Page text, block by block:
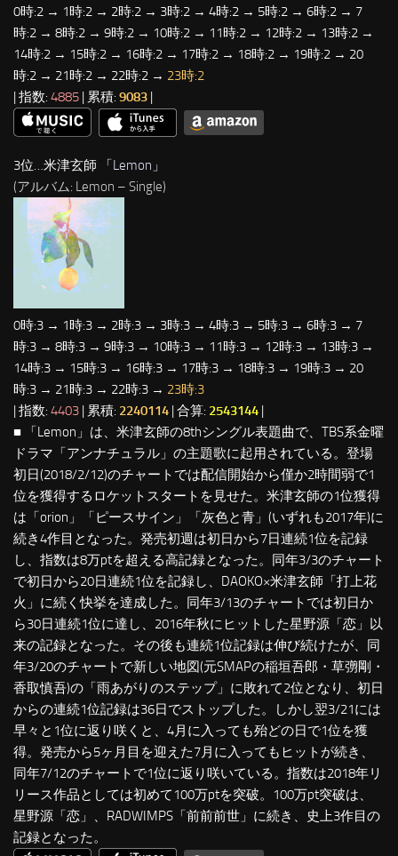
0時:2 → 1時:2 → 2時:2 → 3時:2 → 4時:2 → 5時:2 → 6時:2 → 7
時:2 → 8時:2 → 9時:2 → 10時:2 → 11時:2 → 12時:2 → 13時:2 →
14時:2 → 15時:2 → 16時:2 → 17時:2 → 18時:2 → 19時:2 → 20
時:2 → 21時:2 → 22時:2 → 23時:2
| 指数: 4885 | 累積: 9083
3位…米津玄師 「Lemon 」
(アルバム: Lemon – Single)
0時:3 → 1時:3 → 2時:3 → 3時:3 → 4時:3 → 5時:3 → 6時:3 → 7
時:3 → 8時:3 → 9時:3 → 10時:3 → 11時:3 → 12時:3 → 13時:3 →
14時:3 → 15時:3 → 16時:3 → 17時:3 → 18時:3 → 19時:3 → 20
時:3 → 21時:3 → 22時:3 → 23時:3
| 指数: 4403 | 累積: 2240114 | 合算: 2543144 |
■ 「Lemon」は、米津玄師の8thシングル表題曲で、TBS系金曜
ドラマ「アンナチュラル」の主題歌に起用されている。登場
初日(2018/2/12)のチャートでは配信開始から僅か2時間弱で1
位を獲得するロケットスタートを見せた。米津玄師の1位獲得
は「orion」「ピースサイン」「灰色と青」(いずれも2017年)に
続き4作目となった。発売初週は初日から7日連続1位を記録
し、指数は8万ptを超える高記録となった。同年3/3のチャート
で初日から20日連続1位を記録し、DAOKO×米津玄師「打上花
火」に続く快挙を達成した。同年3/13のチャートでは初日か
ら30日連続1位に達し、2016年秋にヒットした星野源「恋」以
来の記録となった。その後も連続1位記録は伸び続けたが、同
年3/20のチャートで新しい地図(元SMAPの稲垣吾郎・草彅剛・
香取慎吾)の「雨あがりのステップ」に敗れて2位となり、初日
からの連続1位記録は36日でストップした。しかし翌3/21には
早々と1位に返り咲くと、4月に入っても殆どの日で1位を獲
得。発売から5ヶ月目を迎えた7月に入ってもヒットが続き、
同年7/12のチャートで1位に返り咲いている。指数は2018年リ
リース作品としては初めて100万ptを突破。100万pt突破は、
星野源「恋」、RADWIMPS「前前前世」に続き、史上3作目の
記録となった。